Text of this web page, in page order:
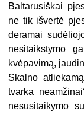
Baltarusiškai
ne tik išvertė
deramai
nesitaikstymo
kvėpavimą,
Skalno
tvarka
nesusitaikymo